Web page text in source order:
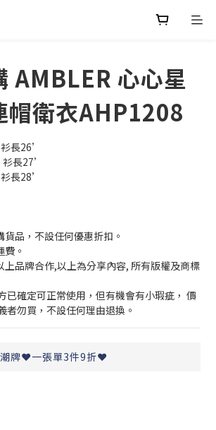
AMBLER 心心星
帽衛衣AHP1208
長26’
長27’
長28’
品，不設任何優惠折扣。
。
品牌合作,以上為分享內容, 所有版權及商標
確定可正常使用，但有機會有小瑕疵， 價
者勿買，不設任何理由退換。
潮牌❤️一張單3件9折❤️